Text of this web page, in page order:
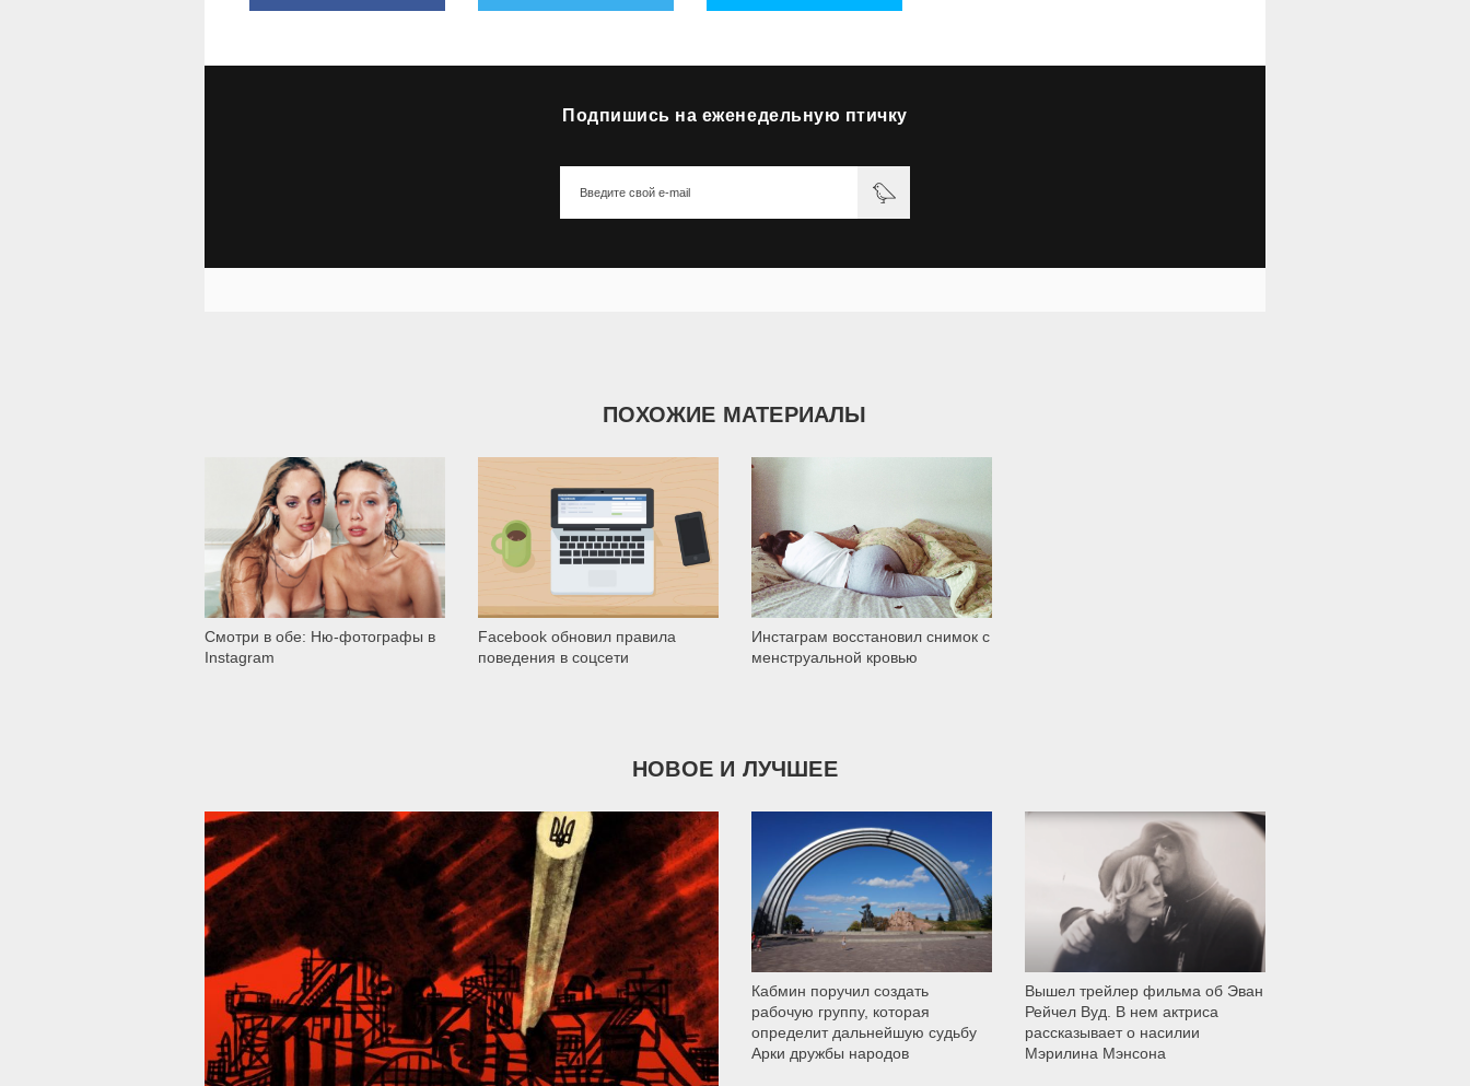
Подпишись на еженедельную птичку
ПОХОЖИЕ МАТЕРИАЛЫ
Смотри в обе: Ню-фотографы в
Instagram
73 458
Facebook обновил правила
поведения в соцсети
1 058
Инстаграм восстановил снимок с
менструальной кровью
НОВОЕ И ЛУЧШЕЕ
39 287
Кабмин поручил создать
рабочую группу, которая
определит дальнейшую судьбу
Арки дружбы народов
9 785
Вышел трейлер фильма об Эван
Рейчел Вуд. В нем актриса
рассказывает о насилии
Мэрилина Мэнсона